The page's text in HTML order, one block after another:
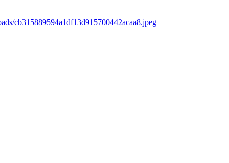
cb315889594a1df13d915700442acaa8.jpeg